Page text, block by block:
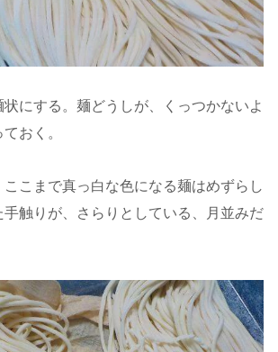
にする。麺どうしが、くっつかないよ
おく。
こまで真っ白な色になる麺はめずらし
手触りが、さらりとしている、月並みだ